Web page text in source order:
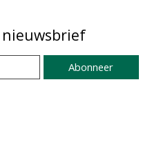
nieuwsbrief
Abonneer